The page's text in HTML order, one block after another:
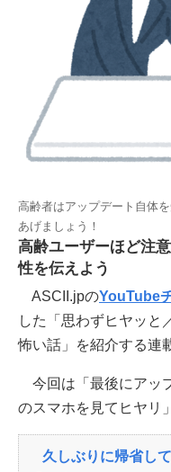
高齢者はアップデート自体
あげましょう！
高齢ユーザーほど注
性を伝えよう
ASCII.jpのYouTube
した「思わずヒヤッと
怖い話」を紹介する連
今回は「最後にアッ
のスマホを見てヒヤリ
久しぶりに帰省して